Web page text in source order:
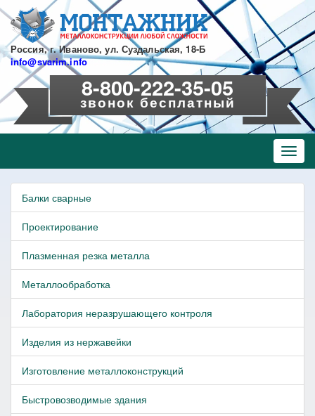
Перейти
основному
содержанию
Россия, г. Иваново, ул. Суздальская, 18-Б
info@svarim.info
8-800-222-35-05
звонок бесплатный
Балки сварные
Проектирование
Плазменная резка металла
Металлообработка
Лаборатория неразрушающего контроля
Изделия из нержавейки
Изготовление металлоконструкций
Быстровозводимые здания